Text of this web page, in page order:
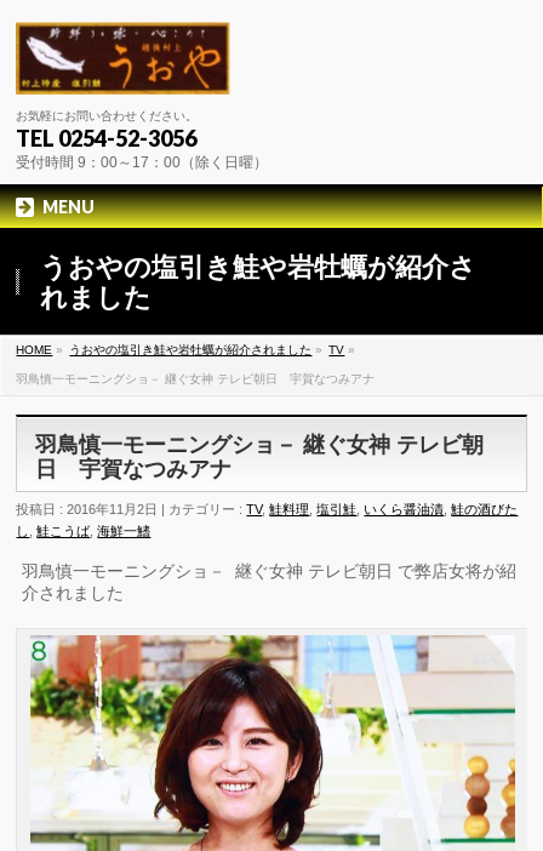
お気軽にお問い合わせください。
TEL 0254-52-3056
受付時間 9：00～17：00（除く日曜）
MENU
うおやの塩引き鮭や岩牡蠣が紹介さ
れました
HOME » うおやの塩引き鮭や岩牡蠣が紹介されました » TV »
羽鳥慎一モーニングショ－ 継ぐ女神 テレビ朝日 宇賀なつみアナ
羽鳥慎一モーニングショ－ 継ぐ女神 テレビ朝
日 宇賀なつみアナ
投稿日 : 2016年11月2日 | カテゴリー :TV,鮭料理 ,塩引鮭 いくら醤油漬 ,鮭の酒びた
し
,鮭こうば ,海鮮一鰭
羽鳥慎一モーニングショ－ 継ぐ女神 テレビ朝日 で弊店女将が紹
介されました